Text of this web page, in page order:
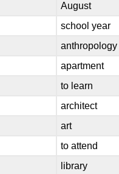
August
school year
anthropology
apartment
to learn
architect
art
to attend
library